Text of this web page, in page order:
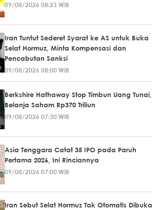
09/08/2026 08:23 WIB
Iran Tuntut Sederet Syarat ke AS untuk Buka
Selat Hormuz, Minta Kompensasi dan
Pencabutan Sanksi
09/08/2026 08:00 WIB
Berkshire Hathaway Stop Timbun Uang Tunai,
Belanja Saham Rp370 Triliun
09/08/2026 07:30 WIB
Asia Tenggara Catat 35 IPO pada Paruh
Pertama 2026, Ini Rinciannya
09/08/2026 07:00 WIB
Iran Sebut Selat Hormuz Tak Otomatis Dibuka